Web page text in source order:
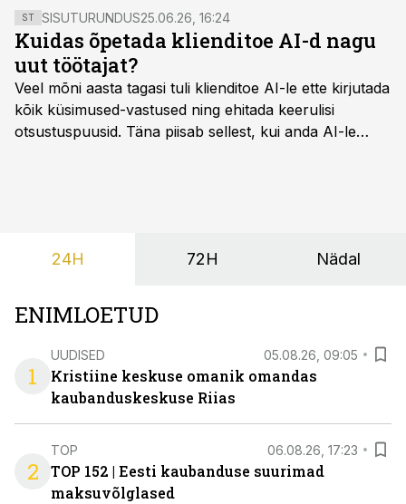
vajalikuks laiapõhjalise ja läbipaistva mõjuanalüüsi
koostamist toiduainete käibemaksu alandamise mõjust
tarbijahindadele ja riigi eelarvele.
ST SISUTURUNDUS25.06.26, 16:24
Kuidas õpetada klienditoe AI-d nagu
uut töötajat?
Veel mõni aasta tagasi tuli klienditoe AI-le ette kirjutada
kõik küsimused-vastused ning ehitada keerulisi
otsustuspuusid. Täna piisab sellest, kui anda AI-le
24H 72H Nädal
ENIMLOETUD
1
UUDISED 05.08.26, 09:05
Kristiine keskuse omanik omandas
kaubanduskeskuse Riias
2
TOP 06.08.26, 17:23
TOP 152 | Eesti kaubanduse suurimad
maksuvõlglased